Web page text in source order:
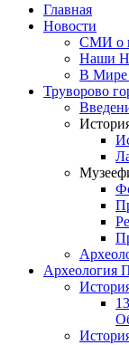
Главная
Новости
СМИ о
Наши
В Мире
Труворово
Археология